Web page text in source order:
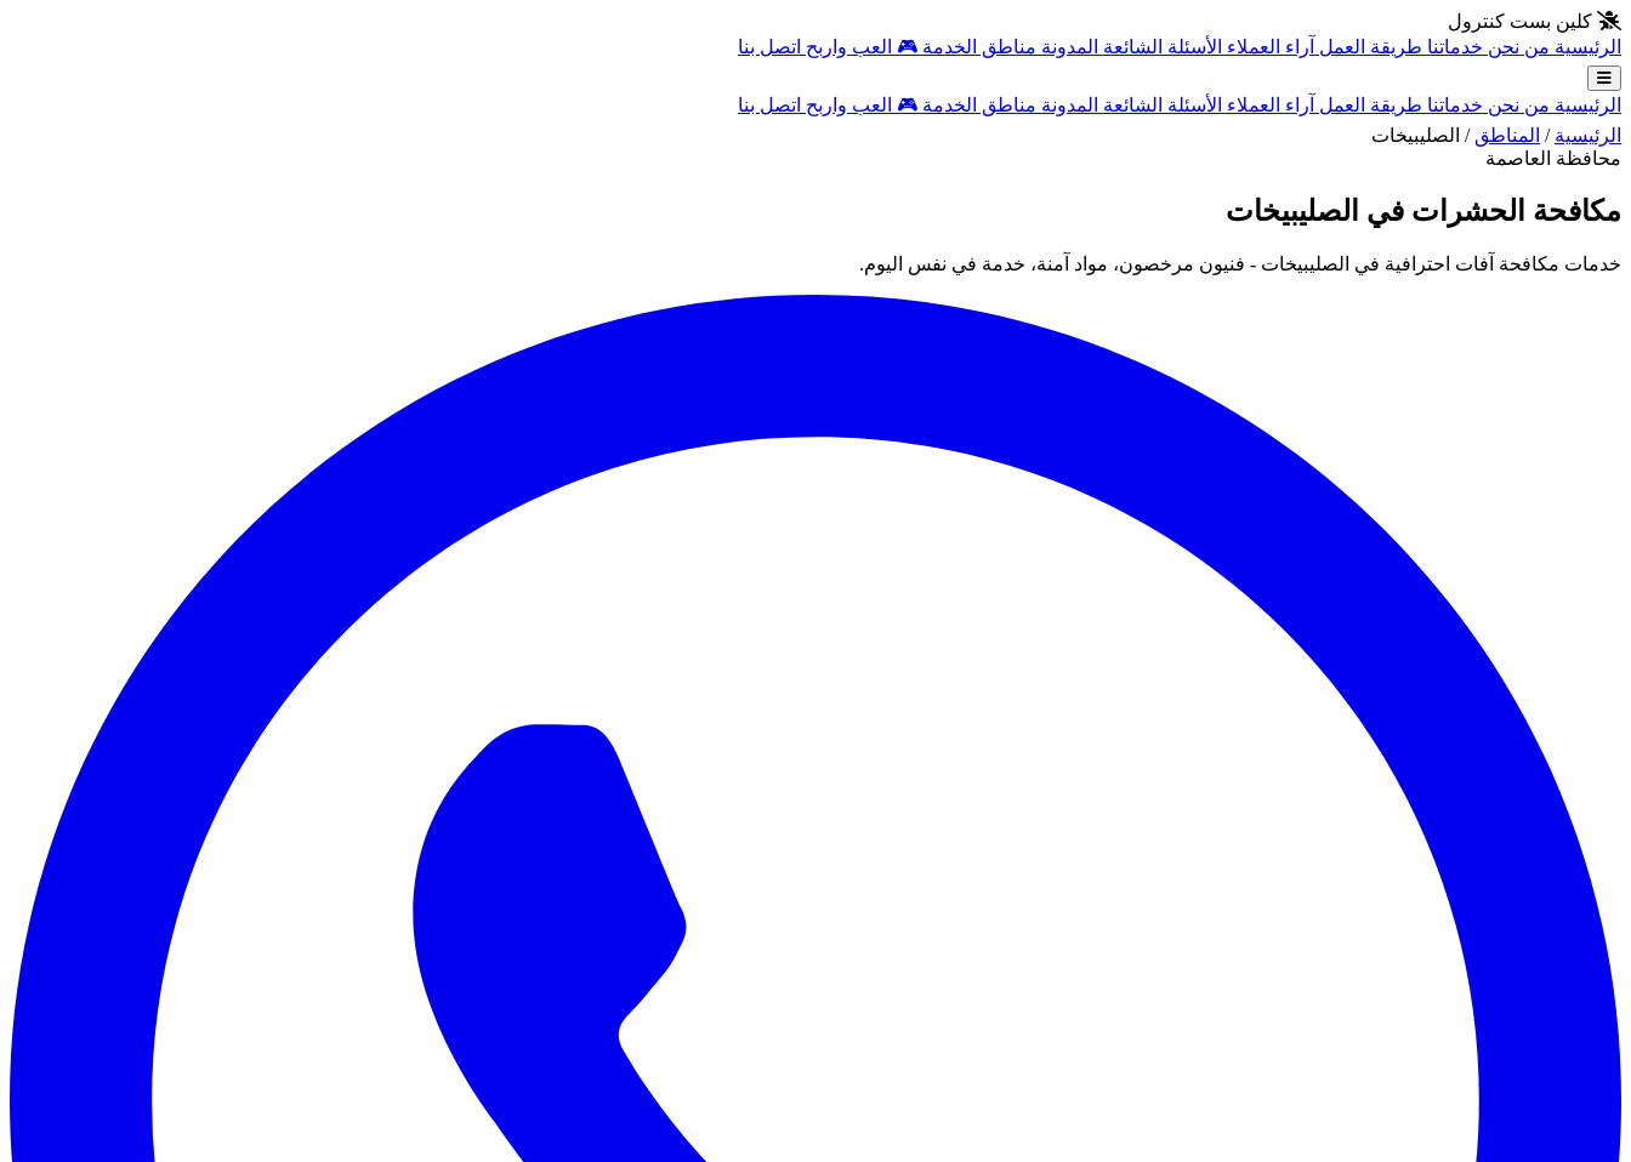
انتقل إلى المحتوى الرئيسي
كلين بست كنترول
الرئيسية من نحن خدماتنا طريقة العمل آراء العملاء الأسئلة الشائعة المدونة مناطق الخدمة 🎮 العب واربح اتصل بنا
الرئيسية من نحن خدماتنا طريقة العمل آراء العملاء الأسئلة الشائعة المدونة مناطق الخدمة 🎮 العب واربح اتصل بنا
الرئيسية / المناطق / الصليبيخات
محافظة العاصمة
مكافحة الحشرات في الصليبيخات
خدمات مكافحة آفات احترافية في الصليبيخات - فنيون مرخصون، مواد آمنة، خدمة في نفس اليوم.